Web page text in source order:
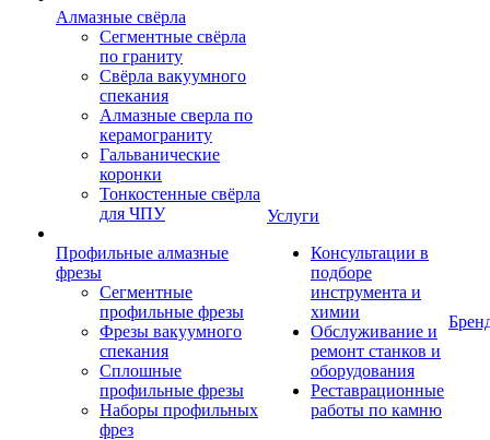
Алмазные свёрла
Сегментные свёрла
по граниту
Свёрла вакуумного
спекания
Алмазные сверла по
керамограниту
Гальванические
коронки
Тонкостенные свёрла
для ЧПУ
Профильные алмазные
фрезы
Сегментные
профильные фрезы
Фрезы вакуумного
спекания
Сплошные
профильные фрезы
Наборы профильных
фрез
Услуги
Консультации в
подборе
инструмента и
химии
Обслуживание и
ремонт станков и
оборудования
Реставрационные
работы по камню